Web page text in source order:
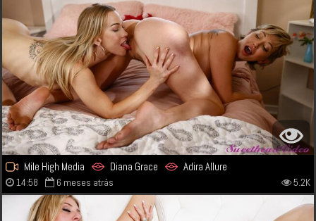
Mile High Media Diana Grace Adira Allure
14:58 6 meses atrás 5.2K